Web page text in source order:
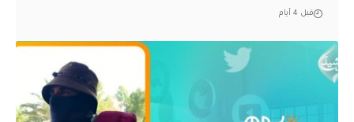
قبل 4 أيام